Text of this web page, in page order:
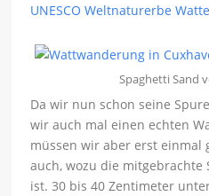
UNESCO Weltnaturerbe
Spaghetti Sand
Da wir nun schon seine
wir auch mal einen echten
müssen wir aber erst einmal
auch, wozu die
ist. 30 bis 40 Zentimeter